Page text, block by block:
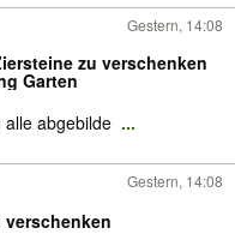
Gestern, 14:08
zu verschenken
Garten
abgebilde ...
Gestern, 14:08